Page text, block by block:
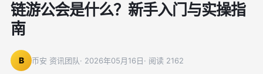
链游公会是什么？新手入门与实操指
南
B 币安 资讯团队· 2026年05月16日· 阅读 2162